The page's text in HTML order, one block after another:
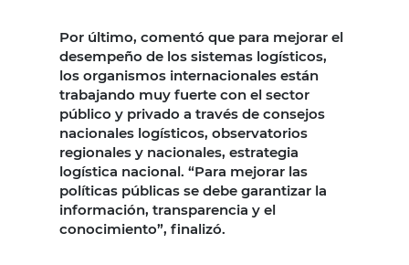
Por último, comentó que para mejorar el
desempeño de los sistemas logísticos,
los organismos internacionales están
trabajando muy fuerte con el sector
público y privado a través de consejos
nacionales logísticos, observatorios
regionales y nacionales, estrategia
logística nacional. “Para mejorar las
políticas públicas se debe garantizar la
información, transparencia y el
conocimiento”, finalizó.